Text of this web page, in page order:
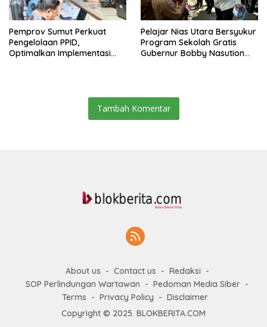
Pemprov Sumut Perkuat
Pengelolaan PPID,
Optimalkan Implementasi
Pelajar Nias Utara Bersyukur
Program Sekolah Gratis
Gubernur Bobby Nasution
Tambah Komentar
About us Contact us
Redaksi
SOP Perlindungan Wartawan
Pedoman Media Siber
Terms
Privacy Policy
Disclaimer
Copyright © 2025. BLOKBERITA.COM